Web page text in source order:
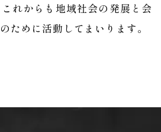
れからも地域社会の発展と会
ために活動してまいります。